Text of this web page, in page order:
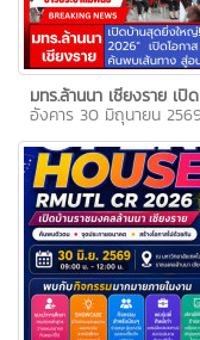
มทร.ล้านนา เชียงราย เปิ
อังคาร 30 มิถุนายน